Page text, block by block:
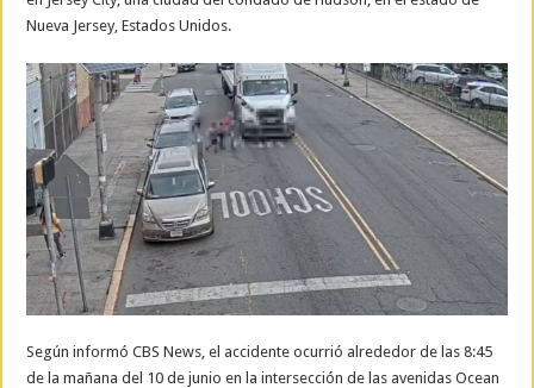
Nueva Jersey, Estados Unidos.
Según informó CBS News, el accidente ocurrió alrededor de las 8:45
de la mañana del 10 de junio en la intersección de las avenidas Ocean